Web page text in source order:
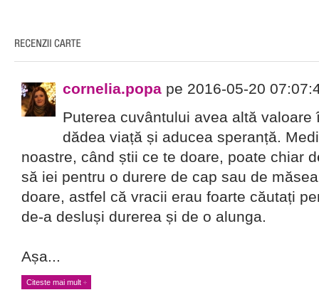
cornelia.popa pe 2016-05-20
Puterea cuvântului avea altă
dădea viață și aducea speranță.
noastre, când știi ce te doare, poate chiar
să iei pentru o durere de cap sau de
doare, astfel că vracii erau foarte căutați
de-a desluși durerea și de o alunga.
Așa...
Citeste mai mult